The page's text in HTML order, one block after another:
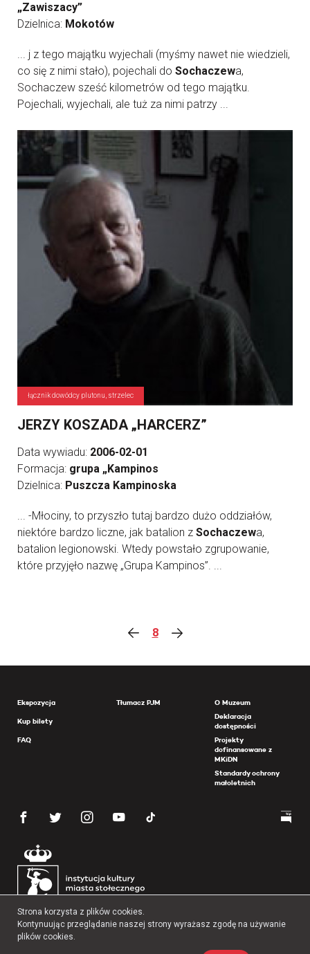
„Zawiszacy”
Dzielnica: Mokotów
... j z tego majątku wyjechali (myśmy nawet nie wiedzieli,
co się z nimi stało), pojechali do Sochaczewa,
Sochaczew sześć kilometrów od tego majątku.
Pojechali, wyjechali, ale tuż za nimi patrzy ...
łącznik dowódcy plutonu, strzelec
JERZY KOSZADA „HARCERZ”
Data wywiadu: 2006-02-01
Formacja: grupa „Kampinos
Dzielnica: Puszcza Kampinoska
... -Młociny, to przyszło tutaj bardzo dużo oddziałów,
niektóre bardzo liczne, jak batalion z Sochaczewa,
batalion legionowski. Wtedy powstało zgrupowanie,
które przyjęło nazwę „Grupa Kampinos”. ...
8
Ekspozycja
Kup bilety
FAQ
Tłumacz PJM
O Muzeum
Deklaracja
dostępności
Projekty
dofinansowane z
MKiDN
Standardy ochrony
małoletnich
Strona korzysta z plików cookies.
Kontynuując przeglądanie naszej strony wyrażasz zgodę na używanie
plików cookies.